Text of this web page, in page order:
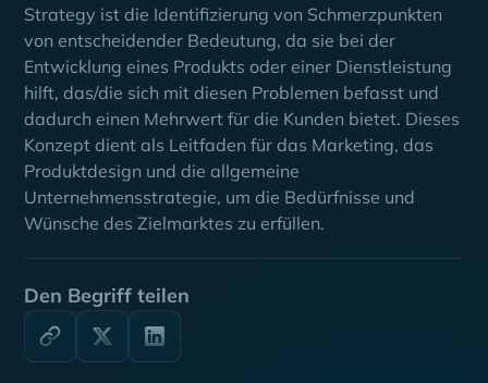
Den Begriff teilen
Strategy ist die Identifizierung von Schmerzpunkten
von entscheidender Bedeutung, da sie bei der
Entwicklung eines Produkts oder einer Dienstleistung
hilft, das/die sich mit diesen Problemen befasst und
dadurch einen Mehrwert für die Kunden bietet. Dieses
Konzept dient als Leitfaden für das Marketing, das
Produktdesign und die allgemeine
Unternehmensstrategie, um die Bedürfnisse und
Wünsche des Zielmarktes zu erfüllen.